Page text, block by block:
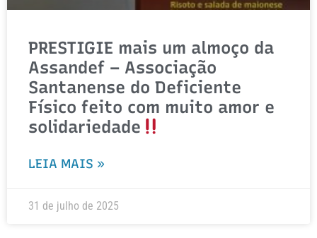
PRESTIGIE mais um almoço da
Assandef – Associação
Santanense do Deficiente
Físico feito com muito amor e
solidariedade
LEIA MAIS »
31 de julho de 2025